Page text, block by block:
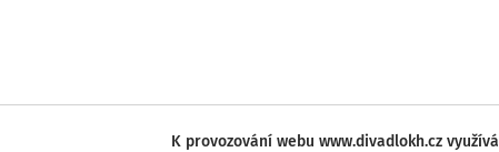
K provozování webu www.divadlokh.cz